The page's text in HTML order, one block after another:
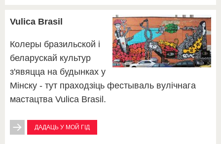
Vulica Brasil
Колеры бразильcкой і
беларускай культур
з'явяцца на будынках у
Мінску - тут праходзіць фестываль вулічнага
мастацтва Vulica Brasil.
ДАДАЦЬ У МОЙ ГІД